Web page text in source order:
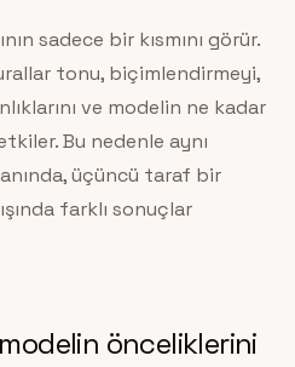
sadece bir kısmını görür.
tonu, biçimlendirmeyi,
ve modelin ne kadar
Bu nedenle aynı
üçüncü taraf bir
farklı sonuçlar
önceliklerini